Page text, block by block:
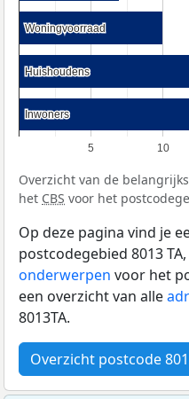
5 10
Woningvoorraad
Woningvoorraad
Huishoudens
Huishoudens
Inwoners
Inwoners
Overzicht van de
het CBS voor het
Op deze pagina vind je
postcodegebied 8013
onderwerpen voor het
een overzicht van alle
8013TA.
Overzicht postcode